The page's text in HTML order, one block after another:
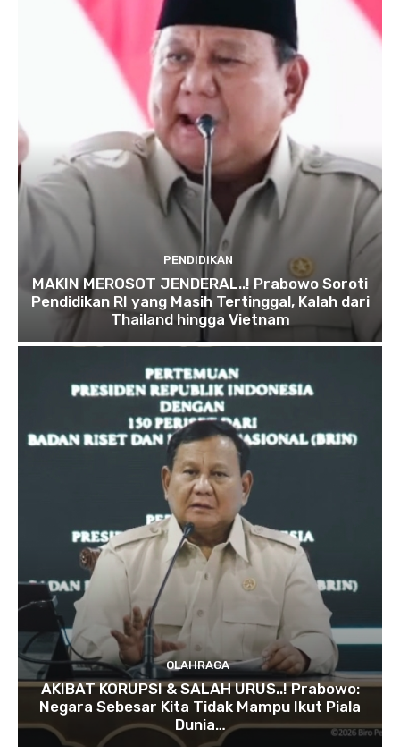
PENDIDIKAN
MAKIN MEROSOT JENDERAL..! Prabowo Soroti
Pendidikan RI yang Masih Tertinggal, Kalah dari
Thailand hingga Vietnam
OLAHRAGA
AKIBAT KORUPSI & SALAH URUS..! Prabowo:
Negara Sebesar Kita Tidak Mampu Ikut Piala
Dunia…